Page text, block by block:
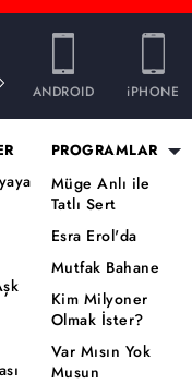
ANDROID iPHONE
PROGRAMLAR
Müge Anlı ile
Tatlı Sert
Esra Erol'da
Mutfak Bahane
Kim Milyoner
Olmak İster?
Var Mısın Yok
Musun